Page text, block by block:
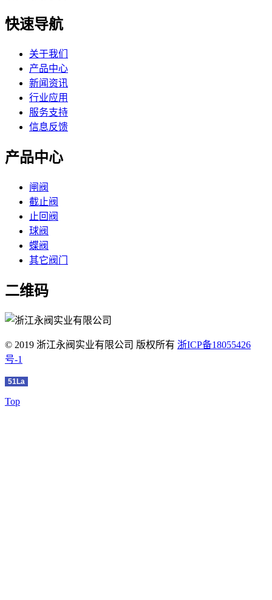
快速导航
关于我们
产品中心
新闻资讯
行业应用
服务支持
信息反馈
产品中心
闸阀
截止阀
止回阀
球阀
蝶阀
其它阀门
二维码
© 2019 浙江永阀实业有限公司 版权所有 浙ICP备18055426
号-1
51La
Top